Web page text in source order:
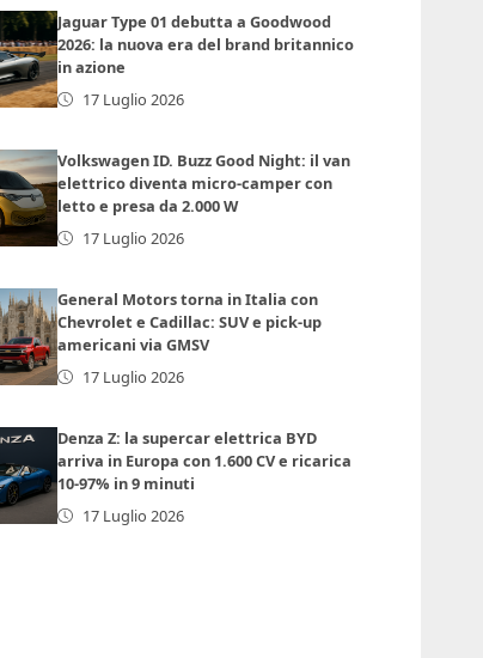
Jaguar Type 01 debutta a Goodwood
2026: la nuova era del brand britannico
in azione
17 Luglio 2026
Volkswagen ID. Buzz Good Night: il van
elettrico diventa micro-camper con
letto e presa da 2.000 W
17 Luglio 2026
General Motors torna in Italia con
Chevrolet e Cadillac: SUV e pick-up
americani via GMSV
17 Luglio 2026
Denza Z: la supercar elettrica BYD
arriva in Europa con 1.600 CV e ricarica
10-97% in 9 minuti
17 Luglio 2026